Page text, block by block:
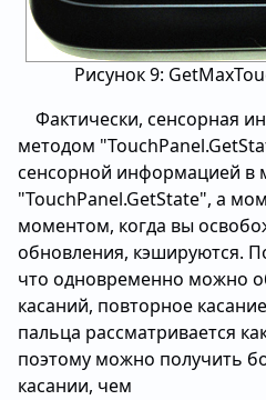
Рисунок 9:
Фактически, сенсорная
методом
сенсорной информацией в
"TouchPanel.GetState", а
моментом, когда вы
обновления, кэшируются.
что одновременно можно
касаний, повторное
пальца рассматривается
поэтому можно получить
касании, чем